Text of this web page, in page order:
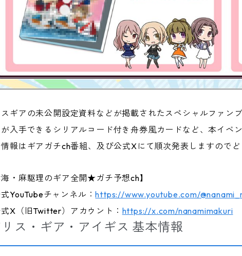
ギアの未公開設定資料などが掲載されたスペシャルファン
が入手できるシリアルコード付き舟券風カードなど、本イベ
報はギアガチch番組、及び公式Xにて順次発表しますのでど
海・麻駆理のギア全開★ガチ予想ch】
YouTubeチャンネル：https://www.youtube.com/
X（旧Twitter）アカウント： https://x.com/nanamimakuri
リス・ギア・アイギス 基本情報